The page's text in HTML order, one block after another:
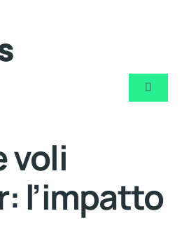
Toggle
voli
l’impatto